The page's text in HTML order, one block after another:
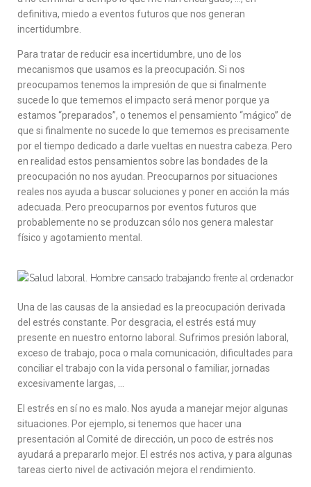
definitiva, miedo a eventos futuros que nos generan
incertidumbre.
Para tratar de reducir esa incertidumbre, uno de los
mecanismos que usamos es la preocupación. Si nos
preocupamos tenemos la impresión de que si finalmente
sucede lo que tememos el impacto será menor porque ya
estamos “preparados”, o tenemos el pensamiento “mágico” de
que si finalmente no sucede lo que tememos es precisamente
por el tiempo dedicado a darle vueltas en nuestra cabeza. Pero
en realidad estos pensamientos sobre las bondades de la
preocupación no nos ayudan. Preocuparnos por situaciones
reales nos ayuda a buscar soluciones y poner en acción la más
adecuada. Pero preocuparnos por eventos futuros que
probablemente no se produzcan sólo nos genera malestar
físico y agotamiento mental.
Una de las causas de la ansiedad es la preocupación derivada
del estrés constante. Por desgracia, el estrés está muy
presente en nuestro entorno laboral. Sufrimos presión laboral,
exceso de trabajo, poca o mala comunicación, dificultades para
conciliar el trabajo con la vida personal o familiar, jornadas
excesivamente largas, …
El estrés en sí no es malo. Nos ayuda a manejar mejor algunas
situaciones. Por ejemplo, si tenemos que hacer una
presentación al Comité de dirección, un poco de estrés nos
ayudará a prepararlo mejor. El estrés nos activa, y para algunas
tareas cierto nivel de activación mejora el rendimiento.